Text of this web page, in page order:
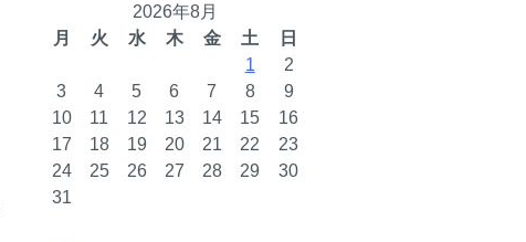
2026年8月
月
火 水 木 金 土
日
1
2
3
4 5 6 7 8
9
10
11 12 13 14 15
16
17
18 19 20 21 22
23
24
25 26 27 28 29
30
31